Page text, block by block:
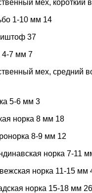
мех, короткий
1-10 мм 14
37
4-7 мм 7
мех, средний
5-6 мм 3
норка 8 мм 18
8-9 мм 12
норка 7-11
норка 11-15 мм
норка 15-18 мм 26